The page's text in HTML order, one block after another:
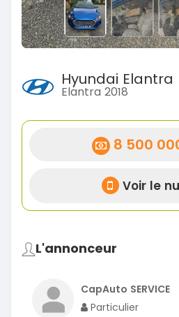
Hyundai Elantra
Elantra 2018
8 500
Voir le
L'annonceur
CapAuto SERVICE
Particulier